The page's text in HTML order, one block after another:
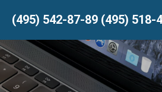
(495) 542-87-89 (495) 518-